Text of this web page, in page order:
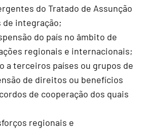
do Tratado de Assunção
de integração;
do país no âmbito de
regionais e internacionais;
a terceiros países ou grupos de
de direitos ou benefícios
de cooperação dos quais
regionais e